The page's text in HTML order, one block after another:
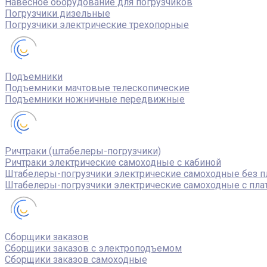
Погрузчики дизельные
Погрузчики электрические трехопорные
Подъемники
Подъемники мачтовые телескопические
Подъемники ножничные передвижные
Ричтраки (штабелеры-погрузчики)
Ричтраки электрические самоходные с кабиной
Штабелеры-погрузчики электрические самоходные без
Штабелеры-погрузчики электрические самоходные с
Сборщики заказов
Сборщики заказов с электроподъемом
Сборщики заказов самоходные